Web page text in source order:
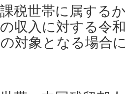
税世帯に属する
収入に対する令
対象となる場合